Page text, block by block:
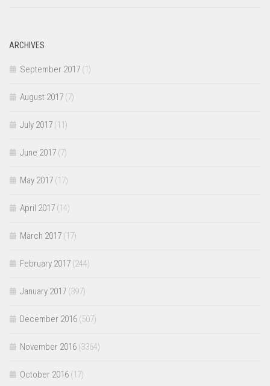
ARCHIVES
September 2017 (1)
August 2017 (7)
July 2017 (11)
June 2017 (7)
May 2017 (17)
April 2017 (14)
March 2017 (17)
February 2017 (244)
January 2017 (397)
December 2016 (507)
November 2016 (3364)
October 2016 (17)